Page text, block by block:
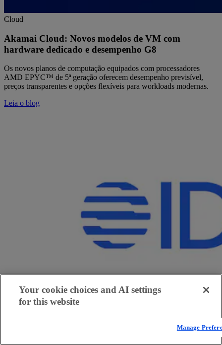
Cloud
Akamai Cloud: Novos modelos de VM com
hardware dedicado e desempenho G8
Os novos planos de computação equipados com processadores
AMD EPYC™ de 5ª geração oferecem desempenho previsível,
preços transparentes e opções flexíveis para workloads modernas.
Leia o blog
IDC Link: The Dawn of Distributed AI
Your cookie choices and AI settings
for this website
Manage